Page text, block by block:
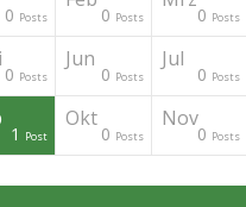
0 Posts 0 Posts 0 Posts
0 Posts
Jun
0 Posts
Jul
0 Posts
1 Post
Okt
0 Posts
Nov
0 Posts